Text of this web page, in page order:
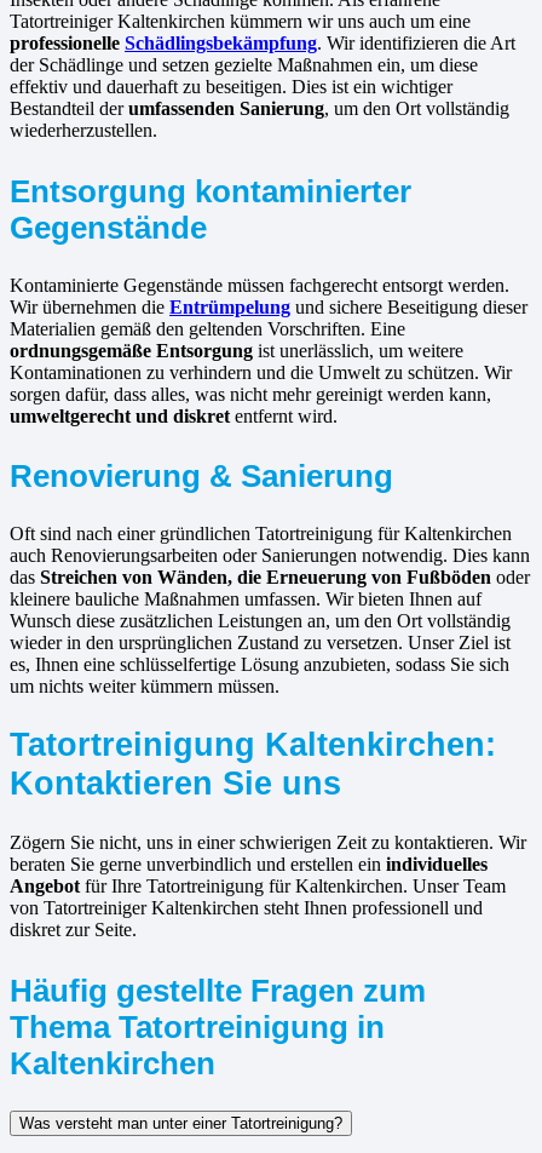
Tatortreiniger Kaltenkirchen kümmern wir uns auch um eine
professionelle Schädlingsbekämpfung. Wir identifizieren die Art
der Schädlinge und setzen gezielte Maßnahmen ein, um diese
effektiv und dauerhaft zu beseitigen. Dies ist ein wichtiger
Bestandteil derumfassenden Sanierung, um den Ort vollständig
wiederherzustellen.
Entsorgung kontaminierter
Gegenstände
Kontaminierte Gegenstände müssen fachgerecht entsorgt werden.
Wir übernehmen die Entrümpelung und sichere Beseitigung dieser
Materialien gemäß den geltenden Vorschriften. Eine
ordnungsgemäße Entsorgung ist unerlässlich, um weitere
Kontaminationen zu verhindern und die Umwelt zu schützen. Wir
sorgen dafür, dass alles, was nicht mehr gereinigt werden kann,
umweltgerecht und diskret entfernt wird.
Renovierung & Sanierung
Oft sind nach einer gründlichen Tatortreinigung für Kaltenkirchen
auch Renovierungsarbeiten oder Sanierungen notwendig. Dies kann
das Streichen von Wänden, die Erneuerung von Fußböden oder
kleinere bauliche Maßnahmen umfassen. Wir bieten Ihnen auf
Wunsch diese zusätzlichen Leistungen an, um den Ort vollständig
wieder in den ursprünglichen Zustand zu versetzen. Unser Ziel ist
es, Ihnen eine schlüsselfertige Lösung anzubieten, sodass Sie sich
um nichts weiter kümmern müssen.
Tatortreinigung Kaltenkirchen:
Kontaktieren Sie uns
Zögern Sie nicht, uns in einer schwierigen Zeit zu kontaktieren. Wir
beraten Sie gerne unverbindlich und erstellen ein individuelles
Angebot für Ihre Tatortreinigung für Kaltenkirchen. Unser Team
von Tatortreiniger Kaltenkirchen steht Ihnen professionell und
diskret zur Seite.
Häufig gestellte Fragen zum
Thema Tatortreinigung in
Kaltenkirchen
Was versteht man unter einer Tatortreinigung?